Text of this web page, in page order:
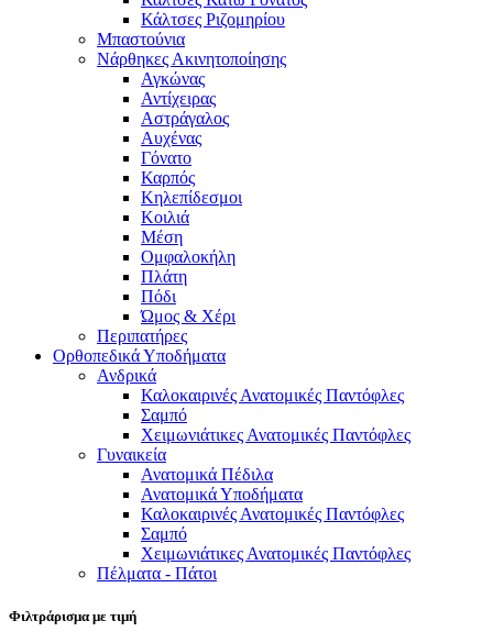
Κάλτσες Ριζομηρίου
Μπαστούνια
Νάρθηκες Ακινητοποίησης
Αγκώνας
Αντίχειρας
Αστράγαλος
Αυχένας
Γόνατο
Καρπός
Κηλεπίδεσμοι
Κοιλιά
Μέση
Ομφαλοκήλη
Πλάτη
Πόδι
Ώμος & Χέρι
Περιπατήρες
Ορθοπεδικά Υποδήματα
Ανδρικά
Καλοκαιρινές Ανατομικές Παντόφλες
Σαμπό
Χειμωνιάτικες Ανατομικές Παντόφλες
Γυναικεία
Ανατομικά Πέδιλα
Ανατομικά Υποδήματα
Καλοκαιρινές Ανατομικές Παντόφλες
Σαμπό
Χειμωνιάτικες Ανατομικές Παντόφλες
Πέλματα - Πάτοι
Φιλτράρισμα με τιμή